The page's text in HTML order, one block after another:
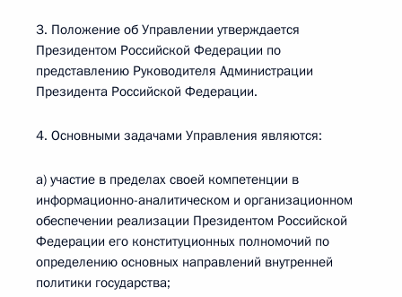
3. Положение об Управлении утверждается
Президентом Российской Федерации по
представлению Руководителя Администрации
Президента Российской Федерации.
4. Основными задачами Управления являются:
а) участие в пределах своей компетенции в
информационно-аналитическом и организационном
обеспечении реализации Президентом Российской
Федерации его конституционных полномочий по
определению основных направлений внутренней
политики государства;